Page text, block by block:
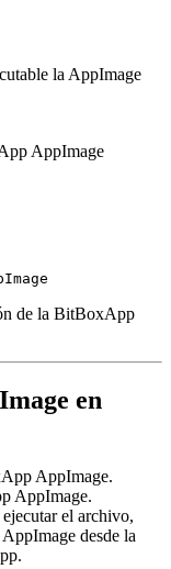
la AppImage
AppImage
de la BitBoxApp
en
AppImage.
AppImage.
el archivo,
desde la